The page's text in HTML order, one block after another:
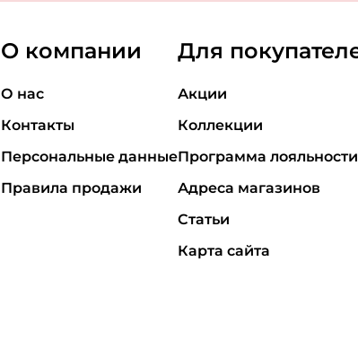
О компании
О нас
Контакты
Персональные данные
Правила продажи
Для
Акции
Коллекции
Программа лояльности
Адреса магазинов
Статьи
Карта сайта